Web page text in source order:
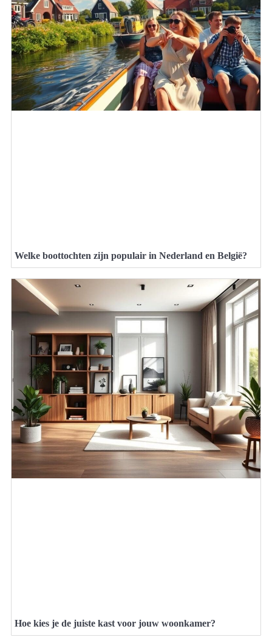
Welke boottochten zijn populair in Nederland en België?
Hoe kies je de juiste kast voor jouw woonkamer?